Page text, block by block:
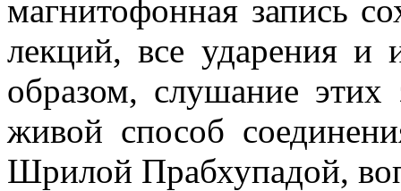
магнитофонная запись
лекций, все ударения и
образом, слушание этих
живой способ
Шрилой Прабхупадой,